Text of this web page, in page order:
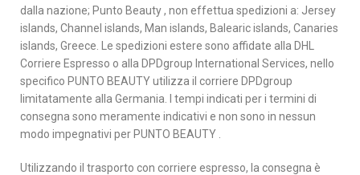
dalla nazione; Punto Beauty , non effettua spedizioni a: Jersey
islands, Channel islands, Man islands, Balearic islands, Canaries
islands, Greece. Le spedizioni estere sono affidate alla DHL
Corriere Espresso o alla DPDgroup International Services, nello
specifico PUNTO BEAUTY utilizza il corriere DPDgroup
limitatamente alla Germania. I tempi indicati per i termini di
consegna sono meramente indicativi e non sono in nessun
modo impegnativi per PUNTO BEAUTY .
Utilizzando il trasporto con corriere espresso, la consegna è